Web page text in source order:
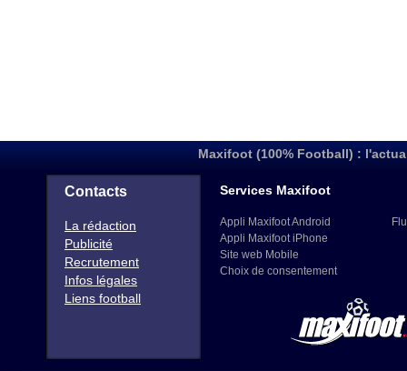
Maxifoot (100% Football) :
Contacts
La rédaction
Publicité
Recrutement
Infos légales
Liens football
Services Maxifoot
Appli Maxifoot Android
Appli Maxifoot iPhone
Site web Mobile
Choix de consentement